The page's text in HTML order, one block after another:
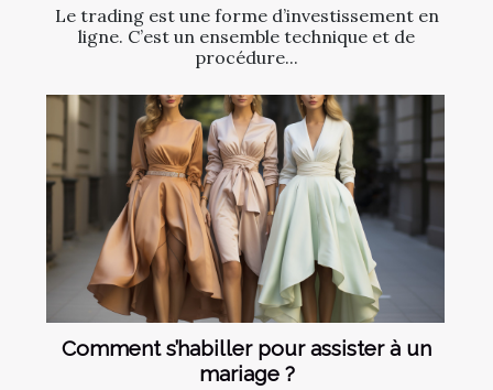
Le trading est une forme d’investissement en
ligne. C’est un ensemble technique et de
procédure...
Comment s’habiller pour assister à un
mariage ?